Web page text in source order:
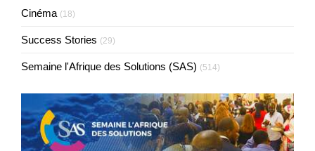
Cinéma (18)
Success Stories (29)
Semaine l'Afrique des Solutions (SAS) (514)